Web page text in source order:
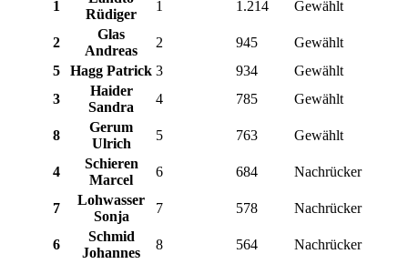
1
Rüdiger
1 1.214 Gewählt
2
Glas
Andreas
2 945
Gewählt
5
Hagg Patrick 3 934
Gewählt
3
Haider
Sandra
4 785 Gewählt
8
Gerum
Ulrich
5 763 Gewählt
4
Schieren
Marcel
6 684 Nachrücker
7
Lohwasser
Sonja
7 578 Nachrücker
6
Schmid
Johannes
8 564 Nachrücker